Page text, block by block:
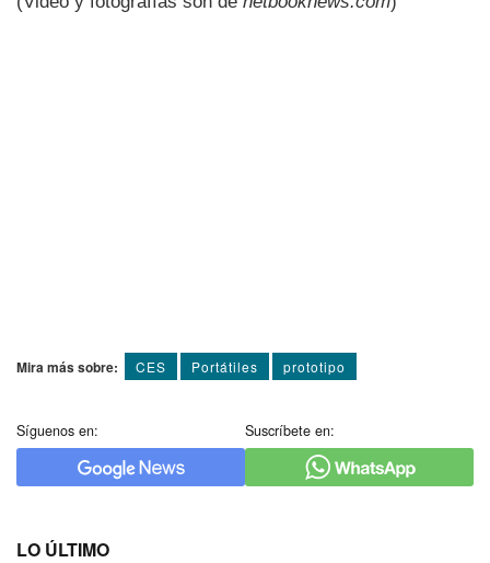
Mira más sobre: CES Portátiles prototipo
Síguenos en: Suscríbete en:
LO ÚLTIMO